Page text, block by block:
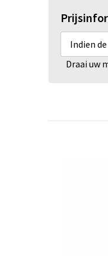
Indien
Draai uw